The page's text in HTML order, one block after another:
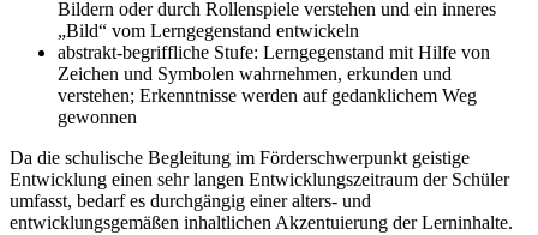
Bildern oder durch Rollenspiele verstehen und ein inneres
„Bild“ vom Lerngegenstand entwickeln
abstrakt-begriffliche Stufe: Lerngegenstand mit Hilfe von
Zeichen und Symbolen wahrnehmen, erkunden und
verstehen; Erkenntnisse werden auf gedanklichem Weg
gewonnen
Da die schulische Begleitung im Förderschwerpunkt geistige
Entwicklung einen sehr langen Entwicklungszeitraum der Schüler
umfasst, bedarf es durchgängig einer alters- und
entwicklungsgemäßen inhaltlichen Akzentuierung der Lerninhalte.